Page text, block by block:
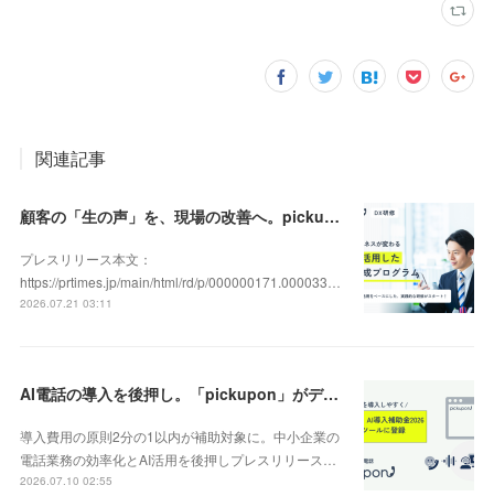
関連記事
顧客の「生の声」を、現場の改善へ。pickupon、実践型「DX人材育成研修」の提供を開始
プレスリリース本文：
https://prtimes.jp/main/html/rd/p/000000171.000033…
2026.07.21 03:11
AI電話の導入を後押し。「pickupon」がデジタル化・AI導入補助金2026（旧IT導入補助金）の対象ツールとして登録
導入費用の原則2分の1以内が補助対象に。中小企業の
電話業務の効率化とAI活用を後押しプレスリリース…
2026.07.10 02:55